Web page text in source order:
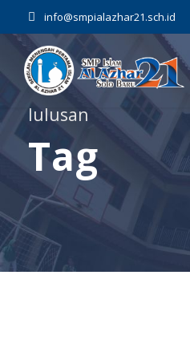
info@smpialazhar21.sch.id
lulusan
Tag